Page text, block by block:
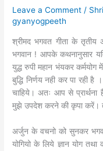
Leave a Comment /
gyanyogpeeth
श्रीमद भगवत गीता के
भगवान ! आपके कथनानुसार
युद्ध रुपी महान भंयकर
बुद्धि निर्णय नही कर पा रही है
चाहिये। अतः आप से प्रार्थना
मुझे उपदेश करने की कृपा करें।
अर्जुन के वचनो को सुनकर
योगियो के लिये ज्ञान योग तथा